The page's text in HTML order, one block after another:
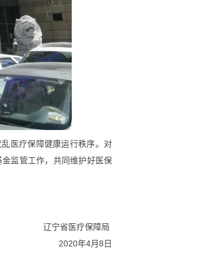
医疗保障健康运行秩序。对
监管工作，共同维护好医保
辽宁省医疗保障局
年4月8 日